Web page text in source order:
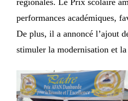
performances académiques,
De plus, il a annoncé l’ajout
stimuler la modernisation et